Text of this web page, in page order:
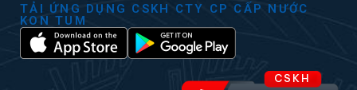
TẢI ỨNG DỤNG CSKH CTY CP CẤP NƯỚC
KON TUM
CSKH